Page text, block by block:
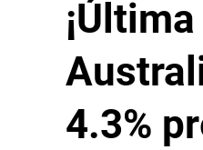
4.3%